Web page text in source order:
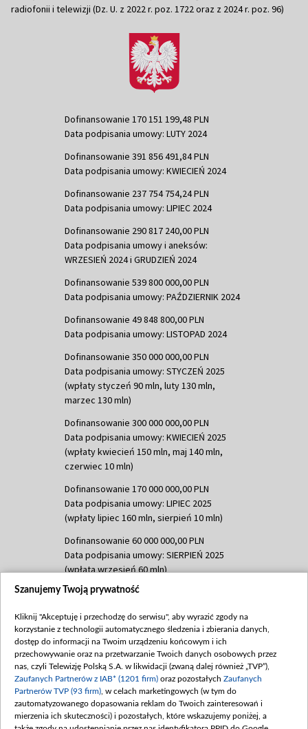
radiofonii i telewizji (Dz. U. z 2022 r. poz. 1722 oraz z 2024 r. poz. 96)
Dofinansowanie 170 151 199,48 PLN
Data podpisania umowy: LUTY 2024
Dofinansowanie 391 856 491,84 PLN
Data podpisania umowy: KWIECIEŃ 2024
Dofinansowanie 237 754 754,24 PLN
Data podpisania umowy: LIPIEC 2024
Dofinansowanie 290 817 240,00 PLN
Data podpisania umowy i aneksów:
WRZESIEŃ 2024 i GRUDZIEŃ 2024
Dofinansowanie 539 800 000,00 PLN
Data podpisania umowy: PAŹDZIERNIK 2024
Dofinansowanie 49 848 800,00 PLN
Data podpisania umowy: LISTOPAD 2024
Dofinansowanie 350 000 000,00 PLN
Data podpisania umowy: STYCZEŃ 2025
(wpłaty styczeń 90 mln, luty 130 mln,
marzec 130 mln)
Dofinansowanie 300 000 000,00 PLN
Data podpisania umowy: KWIECIEŃ 2025
(wpłaty kwiecień 150 mln, maj 140 mln,
czerwiec 10 mln)
Dofinansowanie 170 000 000,00 PLN
Data podpisania umowy: LIPIEC 2025
(wpłaty lipiec 160 mln, sierpień 10 mln)
Dofinansowanie 60 000 000,00 PLN
Data podpisania umowy: SIERPIEŃ 2025
(wpłata wrzesień 60 mln)
Dofinansowanie 635 783 051,21 PLN
(wpłata wrzesień 100 mln, październik 350
mln, listopad 265 mln)
Dofinansowanie 48 862 000,00 PLN
Data podpisania umowy: GRUDZIEŃ 2025
(wpłata grudzień 60,548 mln)
Dofinansowanie 900 000 000,00 PLN
Data podpisania umowy: LUTY 2026 (wpłata
Szanujemy Twoją prywatność
Kliknij "Akceptuję i przechodzę do serwisu", aby wyrazić zgody na
korzystanie z technologii automatycznego śledzenia i zbierania danych,
dostęp do informacji na Twoim urządzeniu końcowym i ich
przechowywanie oraz na przetwarzanie Twoich danych osobowych przez
nas, czyli Telewizję Polską S.A. w likwidacji (zwaną dalej również „TVP”),
Zaufanych Partnerów z IAB* (1201 firm) oraz pozostałych Zaufanych
Partnerów TVP (93 firm) , w celach marketingowych (w tym do
zautomatyzowanego dopasowania reklam do Twoich zainteresowań i
mierzenia ich skuteczności) i pozostałych, które wskazujemy poniżej, a